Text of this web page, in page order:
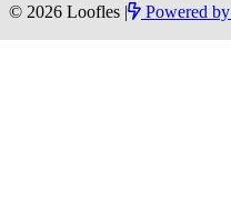
© 2026 Loofles | Powered by